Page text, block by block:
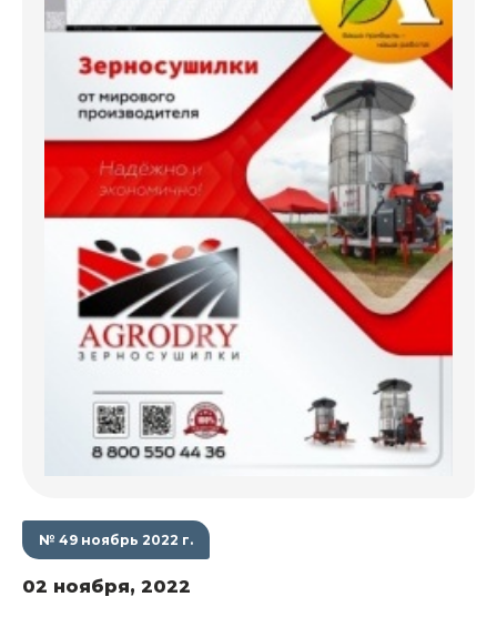
№ 49 ноябрь 2022 г.
02 ноября, 2022